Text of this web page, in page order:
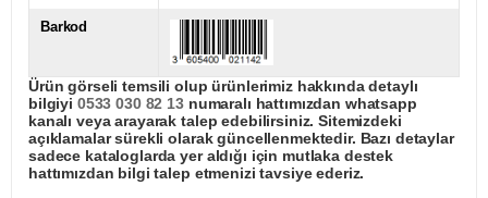
Barkod
Ürün görseli temsili olup ürünlerimiz hakkında detaylı
bilgiyi 0533 030 82 13numaralı hattımızdan whatsapp
kanalı veya arayarak talep edebilirsiniz. Sitemizdeki
açıklamalar sürekli olarak güncellenmektedir. Bazı detaylar
sadece kataloglarda yer aldığı için mutlaka destek
hattımızdan bilgi talep etmenizi tavsiye ederiz.